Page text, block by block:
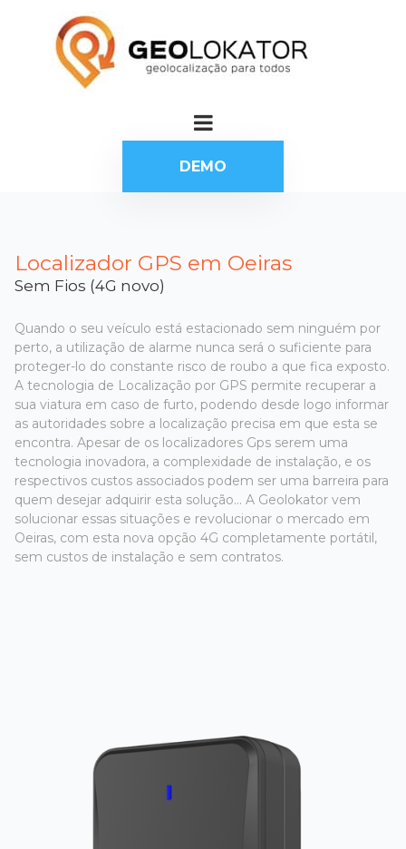
DEMO
Localizador GPS em Oeiras
Sem Fios (4G novo)
Quando o seu veículo está estacionado sem ninguém por
perto, a utilização de alarme nunca será o suficiente para
proteger-lo do constante risco de roubo a que fica exposto.
A tecnologia de Localização por GPS permite recuperar a
sua viatura em caso de furto, podendo desde logo informar
as autoridades sobre a localização precisa em que esta se
encontra. Apesar de os localizadores Gps serem uma
tecnologia inovadora, a complexidade de instalação, e os
respectivos custos associados podem ser uma barreira para
quem desejar adquirir esta solução... A Geolokator vem
solucionar essas situações e revolucionar o mercado em
Oeiras, com esta nova opção 4G completamente portátil,
sem custos de instalação e sem contratos.